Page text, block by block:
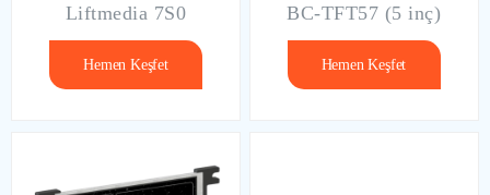
Liftmedia 7S0
Hemen Keşfet
BC-TFT57 (5 inç)
Hemen Keşfet